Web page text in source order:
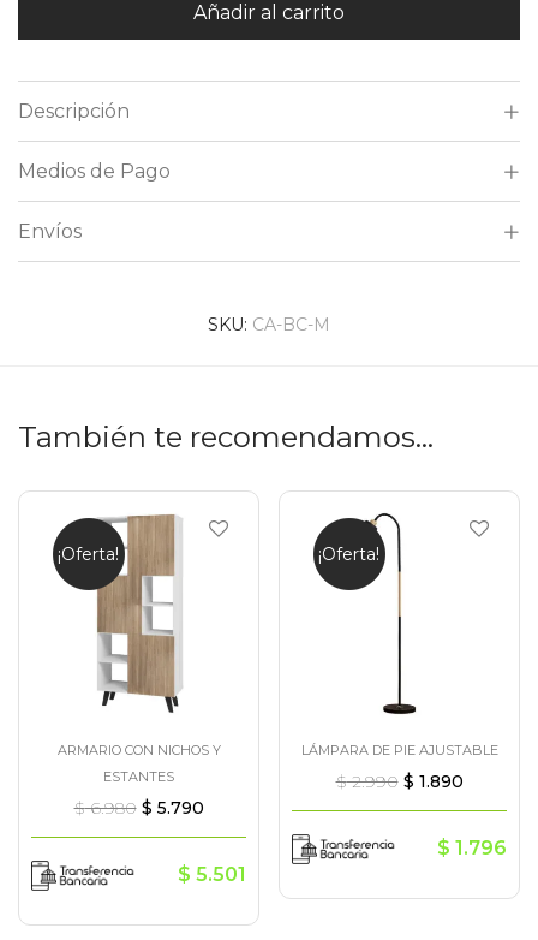
Añadir al carrito
Descripción
Medios de Pago
Envíos
SKU: CA-BC-M
También te recomendamos…
¡Oferta!
ARMARIO CON NICHOS Y
ESTANTES
$6.980 $ 5.790
$ 5.501
¡Oferta!
LÁMPARA DE PIE AJUSTABLE
$2.990 $ 1.890
$ 1.796